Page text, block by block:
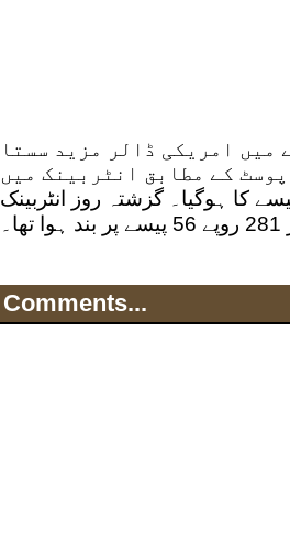
میں امریکی ڈالر مزید سستا
کے مطابق انٹربینک میں
ڈالر ایک پیسے کم ہوکر 281 روپے 55 پیسے کا ہوگیا۔ گزشتہ روز انٹربینک
Comments...